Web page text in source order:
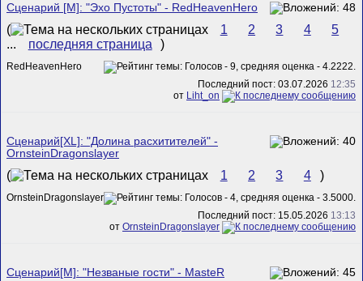
Сценарий [M]: "Эхо Пустоты" - RedHeavenHero
( 1 2 3 4
5
...
последняя страница )
RedHeavenHero
Последний пост: 03.07.2026 12:35
от Liht_on
Сценарий[XL]: "Долина расхитителей" -
OrnsteinDragonslayer
( 1 2 3 4 )
OrnsteinDragonslayer
Последний пост: 15.05.2026 13:13
от OrnsteinDragonslayer
Сценарий[M]: "Незваные гости" - MasteR